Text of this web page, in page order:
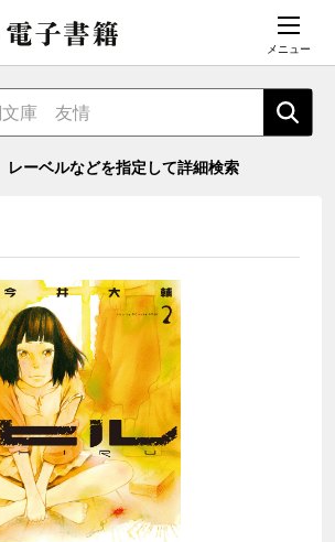
メニュー
レーベルなどを指定して詳細検索